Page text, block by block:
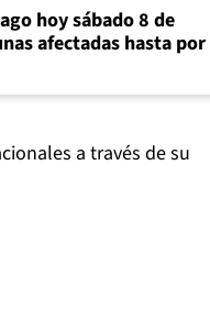
hoy sábado 8 de
afectadas hasta por
a través de su